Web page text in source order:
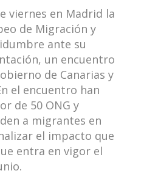
viernes en Madrid la
de Migración y
ante su
un encuentro
de Canarias y
el encuentro han
de 50 ONG y
a migrantes en
el impacto que
entra en vigor el